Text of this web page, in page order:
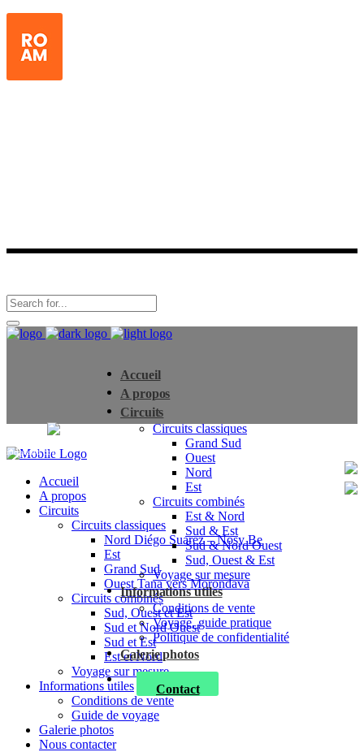
Accueil
A propos
Circuits
Circuits classiques
Grand Sud
Ouest
Nord
Est
Circuits combinés
Est & Nord
Sud & Est
Sud & Nord Ouest
Sud, Ouest & Est
Voyage sur mesure
Informations utiles
Conditions de vente
Voyage, guide pratique
Politique de confidentialité
Galerie photos
Contact
Accueil
A propos
Circuits
Circuits classiques
Nord Diégo Suarez – Nosy Be
Est
Grand Sud
Ouest Tana vers Morondava
Circuits combinés
Sud, Ouest et Est
Sud et Nord Ouest
Sud et Est
Est et Nord
Voyage sur mesure
Informations utiles
Conditions de vente
Guide de voyage
Galerie photos
Nous contacter